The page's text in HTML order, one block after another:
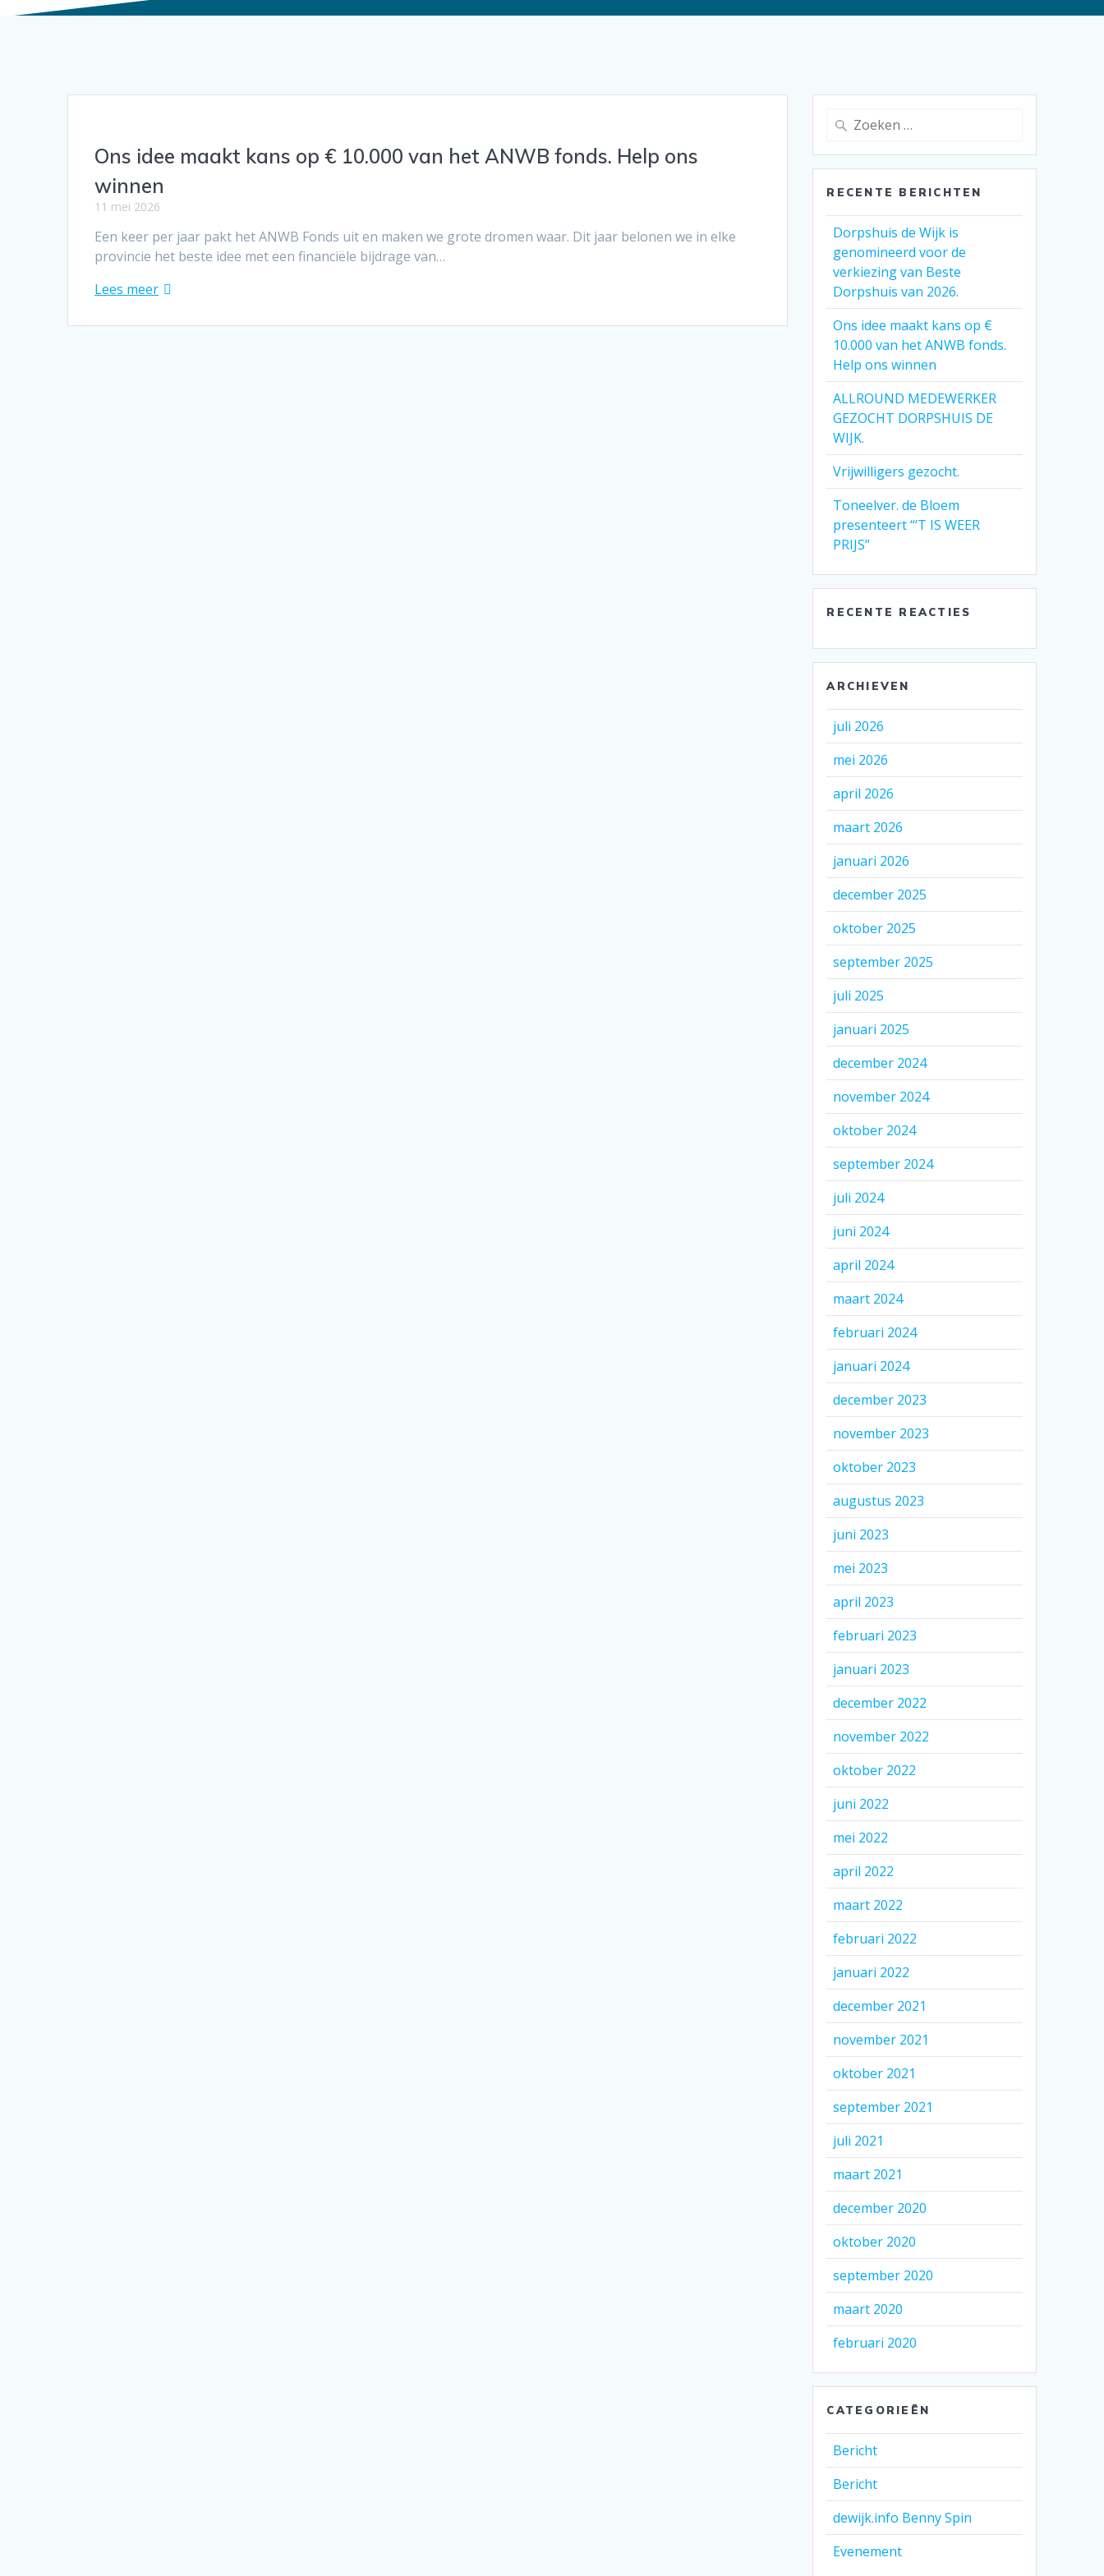
Ons idee maakt kans op € 10.000 van het ANWB fonds. Help ons
winnen
11 mei 2026
Een keer per jaar pakt het ANWB Fonds uit en maken we grote dromen waar. Dit jaar belonen we in elke
provincie het beste idee met een financiële bijdrage van…
Lees meer
Zoeken
RECENTE BERICHTEN
Dorpshuis de Wijk is
genomineerd voor de
verkiezing van Beste
Dorpshuis van 2026.
Ons idee maakt kans op €
10.000 van het ANWB fonds.
Help ons winnen
ALLROUND MEDEWERKER
GEZOCHT DORPSHUIS DE
WIJK.
Vrijwilligers gezocht.
Toneelver. de Bloem
presenteert “‘T IS WEER
PRIJS”
RECENTE REACTIES
ARCHIEVEN
juli 2026
mei 2026
april 2026
maart 2026
januari 2026
december 2025
oktober 2025
september 2025
juli 2025
januari 2025
december 2024
november 2024
oktober 2024
september 2024
juli 2024
juni 2024
april 2024
maart 2024
februari 2024
januari 2024
december 2023
november 2023
oktober 2023
augustus 2023
juni 2023
mei 2023
april 2023
februari 2023
januari 2023
december 2022
november 2022
oktober 2022
juni 2022
mei 2022
april 2022
maart 2022
februari 2022
januari 2022
december 2021
november 2021
oktober 2021
september 2021
juli 2021
maart 2021
december 2020
oktober 2020
september 2020
maart 2020
februari 2020
CATEGORIEËN
Bericht
Bericht
dewijk.info Benny Spin
Evenement